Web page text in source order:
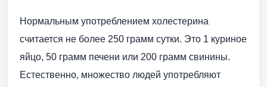
Нормальным употреблением холестерина
считается не более 250 грамм сутки. Это 1 куриное
яйцо, 50 грамм печени или 200 грамм свинины.
Естественно, множество людей употребляют